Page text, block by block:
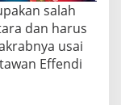
salah
dan harus
usai
Effendi